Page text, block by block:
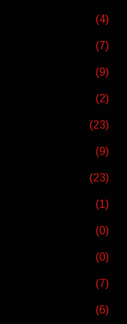
(4)
(7)
(9)
(2)
(23)
(9)
(23)
(1)
(0)
(0)
(7)
(6)